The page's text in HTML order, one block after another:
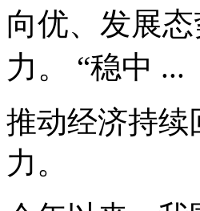
向优、发展
力。 “稳中 ...
推动经济持续
力。